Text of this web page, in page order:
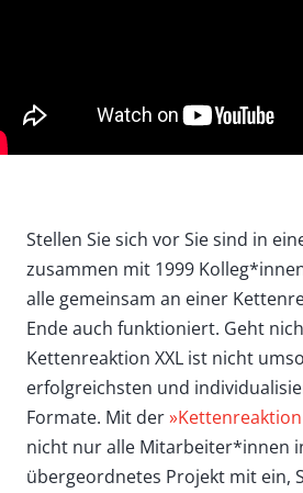
Stellen Sie sich vor Sie sind in
zusammen mit 1999
alle gemeinsam an einer
Ende auch funktioniert. Geht
Kettenreaktion XXL ist nicht
erfolgreichsten und
Formate. Mit der»Kettenreaktion
nicht nur alle Mitarbeiter*innen
übergeordnetes Projekt mit ein,